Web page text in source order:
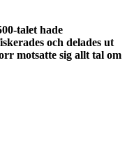
talet hade
och delades ut
motsatte sig allt tal om